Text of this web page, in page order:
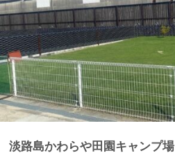
淡路島かわらや田園キャンプ場